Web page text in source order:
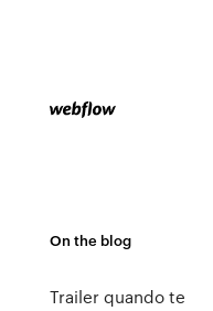
On the blog
Trailer quando te